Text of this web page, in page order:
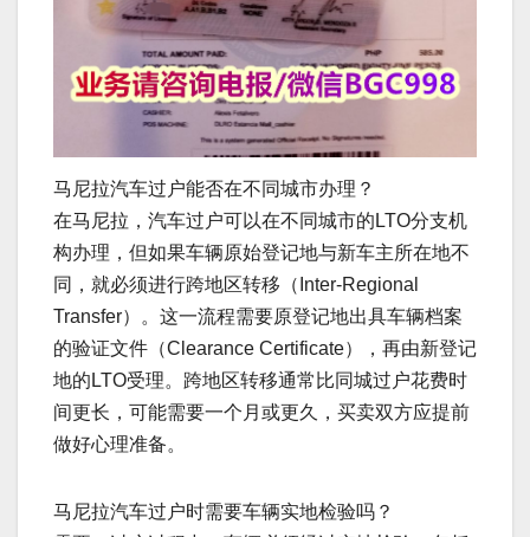
马尼拉汽车过户能否在不同城市办理？
在马尼拉，汽车过户可以在不同城市的LTO分支机
构办理，但如果车辆原始登记地与新车主所在地不
同，就必须进行跨地区转移（Inter-Regional
Transfer）。这一流程需要原登记地出具车辆档案
的验证文件（Clearance Certificate），再由新登记
地的LTO受理。跨地区转移通常比同城过户花费时
间更长，可能需要一个月或更久，买卖双方应提前
做好心理准备。
马尼拉汽车过户时需要车辆实地检验吗？